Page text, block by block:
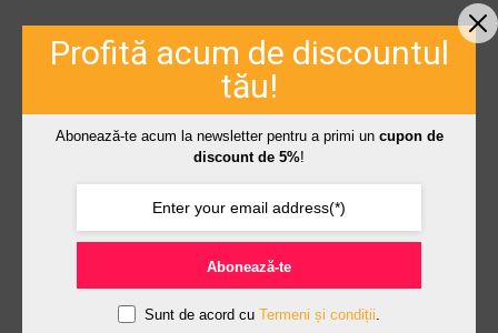
Profită acum de discountul
tău!
Abonează-te acum la newsletter pentru a primi un cupon de
discount de 5%!
Abonează-te
Sunt de acord cu Termeni și condiții.